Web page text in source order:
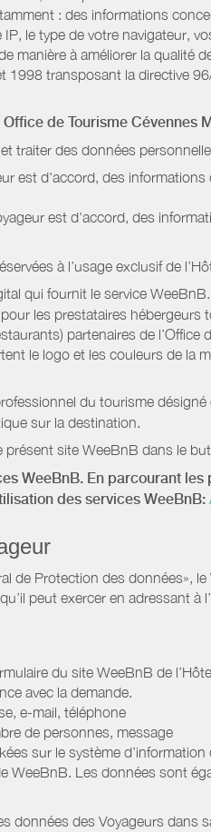
: des informations
le type de votre navigateur,
manière à améliorer la
1998 transposant la directive
Office de Tourisme Cévennes
traiter des données
est d'accord, des
est d'accord, des
à l’usage exclusif de
qui fournit le service
les prestataires
partenaires de
le logo et les couleurs de la
du tourisme
sur la destination.
site WeeBnB dans le
WeeBnB. En parcourant
des services WeeBnB:
de Protection des données»,
peut exercer en adressant à
du site WeeBnB de
avec la demande.
e-mail, téléphone
de personnes, message
sur le système
WeeBnB. Les données sont
données des Voyageurs